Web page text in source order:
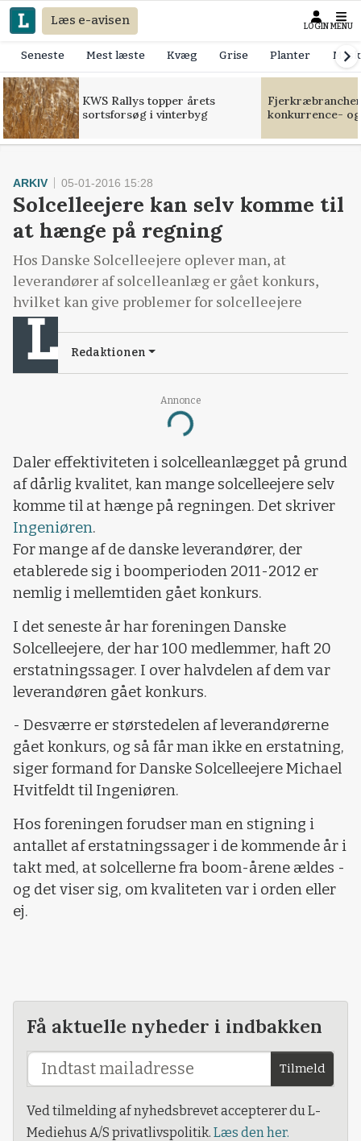
Læs e-avisen LOGIN MENU
Seneste Mest læste Kvæg Grise Planter
KWS Rallys topper årets
sortsforsøg i vinterbyg
konkurrence-
Annonce
Loading...
ARKIV 05-01-2016 15:28
Solcelleejere kan selv komme til
at hænge på regning
Hos Danske Solcelleejere oplever man, at
leverandører af solcelleanlæg er gået konkurs,
hvilket kan give problemer for solcelleejere
Redaktionen
Daler effektiviteten i solcelleanlægget på grund
af dårlig kvalitet, kan mange solcelleejere selv
komme til at hænge på regningen. Det skriver
Ingeniøren.
For mange af de danske leverandører, der
etablerede sig i boomperioden 2011-2012 er
nemlig i mellemtiden gået konkurs.
I det seneste år har foreningen Danske
Solcelleejere, der har 100 medlemmer, haft 20
erstatningssager. I over halvdelen af dem var
leverandøren gået konkurs.
- Desværre er størstedelen af leverandørerne
gået konkurs, og så får man ikke en erstatning,
siger formand for Danske Solcelleejere Michael
Hvitfeldt til Ingeniøren.
Hos foreningen forudser man en stigning i
antallet af erstatningssager i de kommende år i
takt med, at solcellerne fra boom-årene ældes -
og det viser sig, om kvaliteten var i orden eller
ej.
Få aktuelle nyheder i indbakken
Tilmeld
Ved tilmelding af nyhedsbrevet accepterer du L-
Mediehus A/S privatlivspolitik. Læs den her.